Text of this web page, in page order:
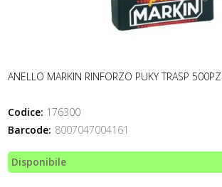
ANELLO MARKIN RINFORZO PUKY TRASP 500PZ
Codice: 176300
Barcode: 8007047004161
Disponibile